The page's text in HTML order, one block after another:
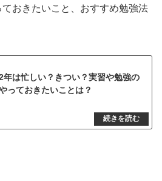
おきたいこと、おすすめ勉強法
年は忙しい？きつい？実習や勉強の
っておきたいことは？